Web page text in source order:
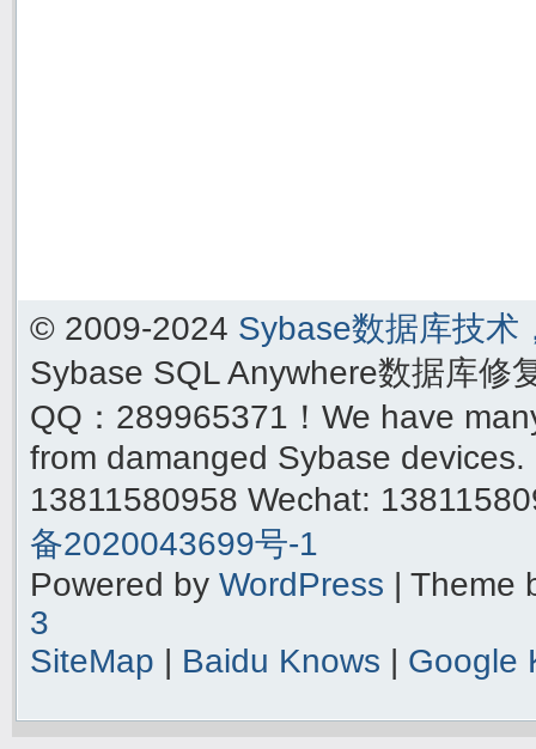
© 2009-2024 Sybase数据库技术
Sybase SQL Anywhere数据库修
QQ：289965371！We have
from damanged Sybase
13811580958 Wechat:
备2020043699号-1
Powered by WordPress | Theme
3
SiteMap | Baidu Knows | Google